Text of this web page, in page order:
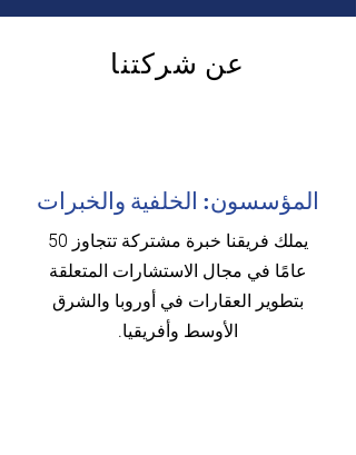
عن شركتنا
المؤسسون: الخلفية والخبرات
يملك فريقنا خبرة مشتركة تتجاوز 50
عامًا في مجال الاستشارات المتعلقة
بتطوير العقارات في أوروبا والشرق
الأوسط وأفريقيا.